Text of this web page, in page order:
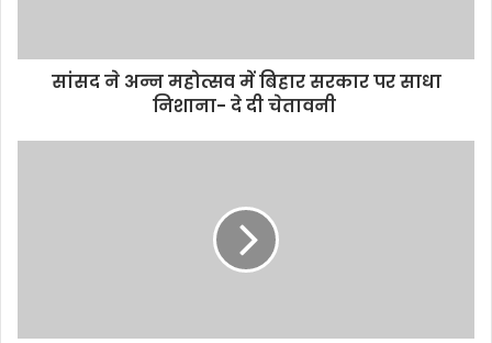
सांसद ने अन्न महोत्सव में बिहार सरकार पर साधा
निशाना- दे दी चेतावनी